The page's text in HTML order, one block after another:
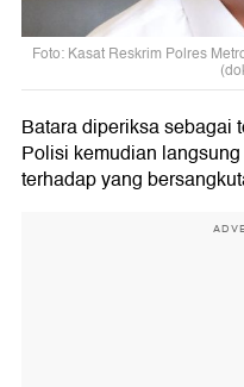
Foto: Kasat Reskrim Polres
Batara diperiksa sebagai
Polisi kemudian
terhadap yang